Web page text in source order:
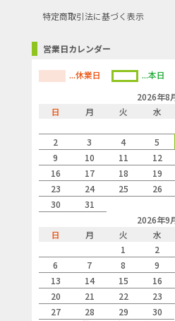
特定商取引法に基づく表示
営業日カレンダー
...休業日
...本日
2026年8
日
月 火 水
2
3 4 5
9
10 11 12
16
17 18 19
23
24 25 26
30
31
2026年9
日
月 火 水
1
2
6
7 8 9
13
14 15 16
20
21 22 23
27
28 29
30